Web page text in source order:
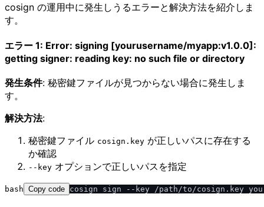
cosign の運用中に発生しうるエラーと解決方法を紹介しま
す。
エラー 1: Error: signing [yourusername/myapp:v1.0.0]:
getting signer: reading key: no such file or directory
発生条件: 秘密鍵ファイルが見つからない場合に発生しま
す。
解決方法:
秘密鍵ファイル cosign.key が正しいパスに存在する
か確認
--key オプションで正しいパスを指定
bash Copy code